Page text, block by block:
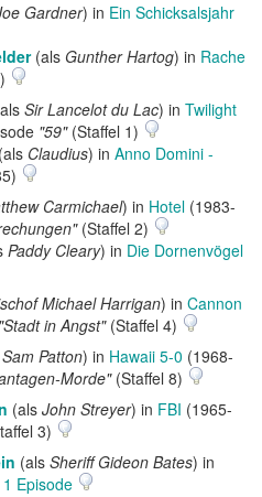
Gardner) in Ein Schicksalsjahr
(als Gunther Hartog) in Rache
Sir Lancelot du Lac) in Twilight
"59"(Staffel 1)
(als Claudius) in Anno Domini -
Carmichael) in Hotel (1983-
(Staffel 2)
Paddy Cleary) in Die Dornenvögel
Michael Harrigan) in Cannon
"Stadt in Angst"(Staffel 4)
Sam Patton) in Hawaii 5-0 (1968-
Morde"(Staffel 8)
(als John Streyer) in FBI (1965-
3)
(als Sheriff Gideon Bates) in
1 Episode